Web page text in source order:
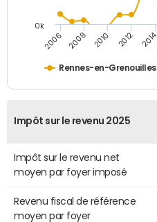
Rennes-en-Grenouilles
2006 2008 2010 2012 2014
0k
Impôt sur le revenu 2025
Impôt sur le revenu net
moyen par foyer imposé
Revenu fiscal de référence
moyen par foyer